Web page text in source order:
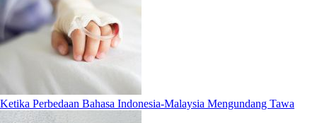
Ketika Perbedaan Bahasa Indonesia-Malaysia Mengundang Tawa